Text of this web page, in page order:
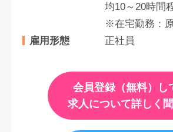
均10～20時間
※在宅勤務：
雇用形態
正社員
会員登録（無料）し
求人について詳しく聞